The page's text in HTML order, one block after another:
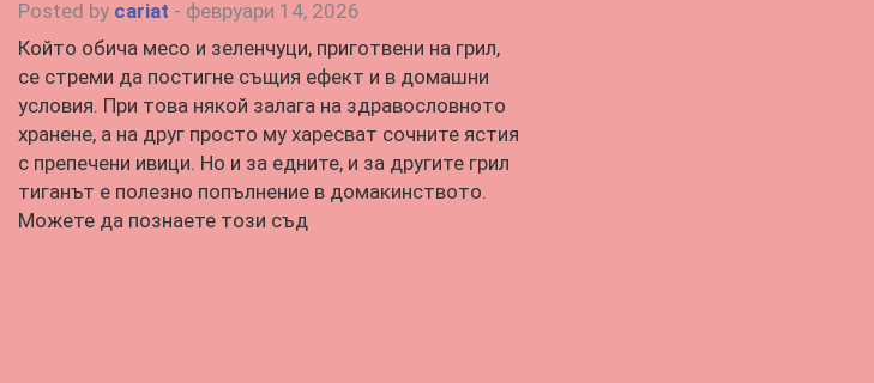
Posted by cariat - февруари 14, 2026
Който обича месо и зеленчуци, приготвени на грил,
се стреми да постигне същия ефект и в домашни
условия. При това някой залага на здравословното
хранене, а на друг просто му харесват сочните ястия
с препечени ивици. Но и за едните, и за другите грил
тиганът е полезно попълнение в домакинството.
Можете да познаете този съд